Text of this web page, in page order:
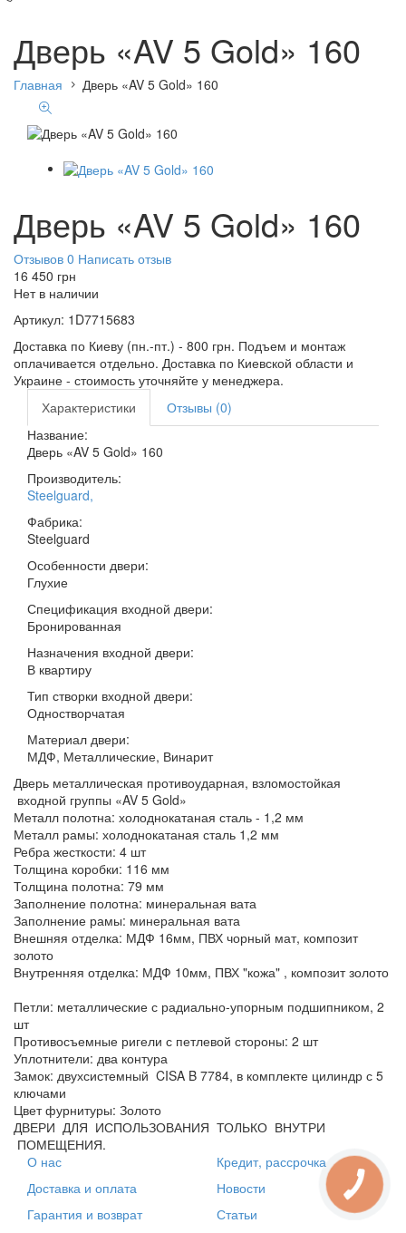
Дверь «AV 5 Gold» 160
Главная Дверь «AV 5 Gold» 160
Дверь «AV 5 Gold» 160
Отзывов 0 Написать отзыв
16 450 грн
Нет в наличии
Артикул: 1D7715683
Доставка по Киеву (пн.-пт.) - 800 грн. Подъем и монтаж
оплачивается отдельно. Доставка по Киевской области и
Украине - стоимость уточняйте у менеджера.
Характеристики
Отзывы (0)
Название:
Дверь «AV 5 Gold» 160
Производитель:
Steelguard,
Фабрика:
Steelguard
Особенности двери:
Глухие
Спецификация входной двери:
Бронированная
Назначения входной двери:
В квартиру
Тип створки входной двери:
Одностворчатая
Материал двери:
МДФ, Металлические, Винарит
Дверь металлическая противоударная, взломостойкая
входной группы «AV 5 Gold»
Металл полотна: холоднокатаная сталь - 1,2 мм
Металл рамы: холоднокатаная сталь 1,2 мм
Ребра жесткости: 4 шт
Толщина коробки: 116 мм
Толщина полотна: 79 мм
Заполнение полотна: минеральная вата
Заполнение рамы: минеральная вата
Внешняя отделка: МДФ 16мм, ПВХ чорный мат, композит
золото
Внутренняя отделка: МДФ 10мм, ПВХ "кожа" , композит золото
Петли: металлические с радиально-упорным подшипником, 2
шт
Противосъемные ригели с петлевой стороны: 2 шт
Уплотнители: два контура
Замок: двухсистемный CISA B 7784, в комплекте цилиндр с 5
ключами
Цвет фурнитуры: Золото
ДВЕРИ ДЛЯ ИСПОЛЬЗОВАНИЯ ТОЛЬКО ВНУТРИ
ПОМЕЩЕНИЯ.
О нас
Доставка и оплата
Гарантия и возврат
Кредит, рассрочка
Новости
Статьи